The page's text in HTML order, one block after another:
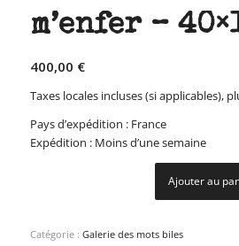
m’enfer –
400,00 €
Taxes locales incluses (si applicables),
Pays d’expédition : France
Expédition : Moins d’une semaine
Ajouter au
Catégorie : Galerie des mots biles